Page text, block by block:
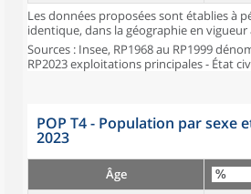
Les données proposées sont établies à
identique, dans la géographie en vigueur
Sources : Insee, RP1968 au RP1999
RP2023 exploitations principales - État
POP T4 - Population par sexe
2023
Âge